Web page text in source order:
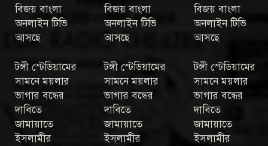
বিজয় বাংলা
অনলাইন টিভি
আসছে
বিজয় বাংলা
অনলাইন টিভি
আসছে
বিজয় বাংলা
অনলাইন টিভি
আসছে
টঙ্গী স্টেডিয়ামের
সামনে ময়লার
ভাগার বন্ধের
দাবিতে
জামায়াতে
ইসলামীর
টঙ্গী স্টেডিয়ামের
সামনে ময়লার
ভাগার বন্ধের
দাবিতে
জামায়াতে
ইসলামীর
টঙ্গী স্টেডিয়ামের
সামনে ময়লার
ভাগার বন্ধের
দাবিতে
জামায়াতে
ইসলামীর